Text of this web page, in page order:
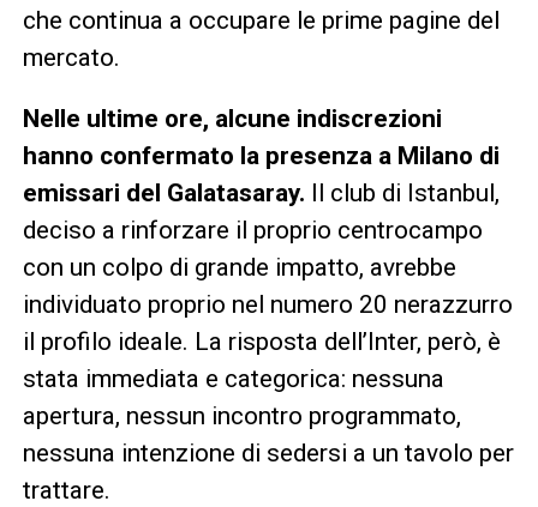
che continua a occupare le prime pagine del
mercato.
Nelle ultime ore, alcune indiscrezioni
hanno confermato la presenza a Milano di
emissari del Galatasaray.
Il club di Istanbul,
deciso a rinforzare il proprio centrocampo
con un colpo di grande impatto, avrebbe
individuato proprio nel numero 20 nerazzurro
il profilo ideale. La risposta dell’Inter, però, è
stata immediata e categorica: nessuna
apertura, nessun incontro programmato,
nessuna intenzione di sedersi a un tavolo per
trattare.